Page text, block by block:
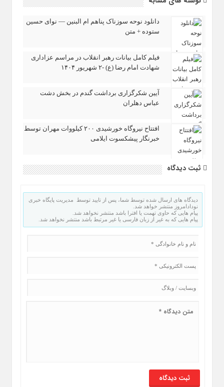
دانلود نوحه سوزناک پناهم ام‌ البنین — نوای حسین
ستوده + متن
فیلم کامل بیانات رهبر انقلاب در مراسم عزاداری
شهادت امام رضا (ع) -۲ شهریور ۱۴۰۴
آیین شکرگزاری برداشت گندم در بخش دشت
عباس دهلران
افتتاح نیروگاه خورشیدی ۲۰۰ کیلووات مهران توسط
خبرنگار پیشکسوت ایلامی
ثبت دیدگاه
دیدگاه های ارسال شده توسط شما، پس از تایید توسط مدیریت پایگاه خبری
نودادامروز منتشر خواهد شد.
پیام هایی که حاوی تهمت یا افترا باشد منتشر نخواهد شد.
پیام هایی که به غیر از زبان فارسی یا غیر مرتبط باشد منتشر نخواهد شد.